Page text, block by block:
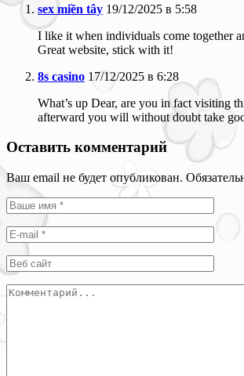
sex miền tây 19/12/2025 в 5:58
I like it when individuals come together
Great website, stick with it!
8s casino 17/12/2025 в 6:28
What’s up Dear, are you in fact visiting
afterward you will without doubt take
Оставить комментарий
Ваш email не будет опубликован.